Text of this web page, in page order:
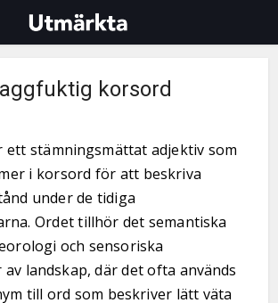
korsord
ett stämningsmättat adjektiv som
i korsord för att beskriva
under de tidiga
Ordet tillhör det semantiska
och sensoriska
landskap, där det ofta används
till ord som beskriver lätt väta